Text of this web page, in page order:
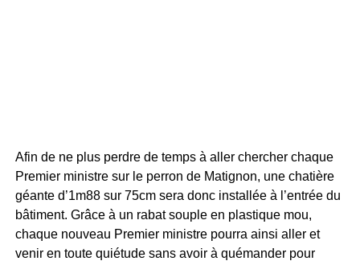
Afin de ne plus perdre de temps à aller chercher chaque
Premier ministre sur le perron de Matignon, une chatière
géante d’1m88 sur 75cm sera donc installée à l’entrée du
bâtiment. Grâce à un rabat souple en plastique mou,
chaque nouveau Premier ministre pourra ainsi aller et
venir en toute quiétude sans avoir à quémander pour